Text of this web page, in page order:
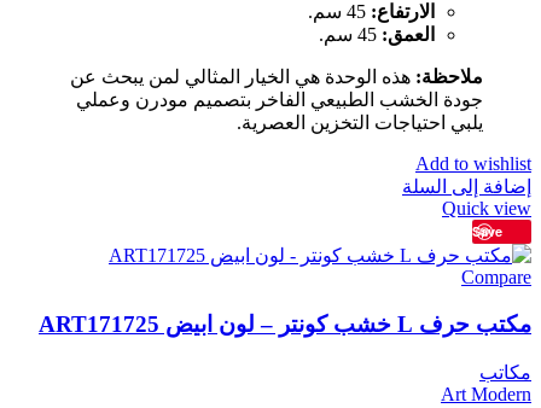
الارتفاع:
العمق:
ملاحظة: هذه الوحدة هي الخيار المثالي لمن يبحث عن
جودة الخشب الطبيعي الفاخر بتصميم مودرن وعملي
يلبي احتياجات التخزين العصرية.
Add to wishlist
إضافة إلى السلة
Quick view
Save
Compare
مكتب حرف L خشب كونتر – لون ابيض ART171725
مكاتب
Art Modern